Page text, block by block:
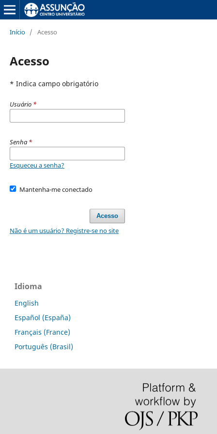
Início / Acesso
Acesso
* Indica campo obrigatório
Usuário *
Senha *
Esqueceu a senha?
Mantenha-me conectado
Acesso
Não é um usuário? Registre-se no site
Idioma
English
Español (España)
Français (France)
Português (Brasil)